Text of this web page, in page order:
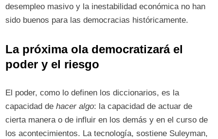
desempleo masivo y la inestabilidad económica no han
sido buenos para las democracias históricamente.
La próxima ola democratizará el
poder y el riesgo
El poder, como lo definen los diccionarios, es la
capacidad dehacer algo: la capacidad de actuar de
cierta manera o de influir en los demás y en el curso de
los acontecimientos. La tecnología, sostiene Suleyman,